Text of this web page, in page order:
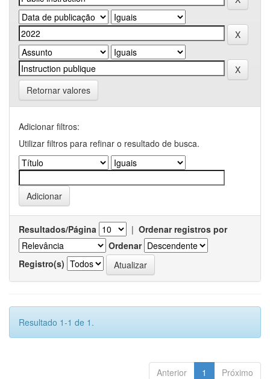
Retornar valores
Adicionar filtros:
Utilizar filtros para refinar o resultado de busca.
Resultados/Página | Ordenar registros por
Ordenar
Registro(s)
Resultado 1-1 de 1.
Anterior 1 Próximo